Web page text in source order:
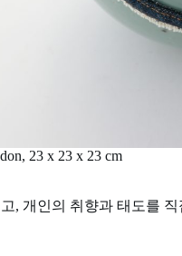
23 x 23 x 23 cm
개인의 취향과 태도를